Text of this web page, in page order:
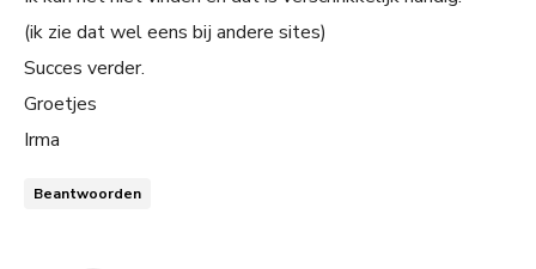
(ik zie dat wel eens bij andere sites)
Succes verder.
Groetjes
Irma
Beantwoorden